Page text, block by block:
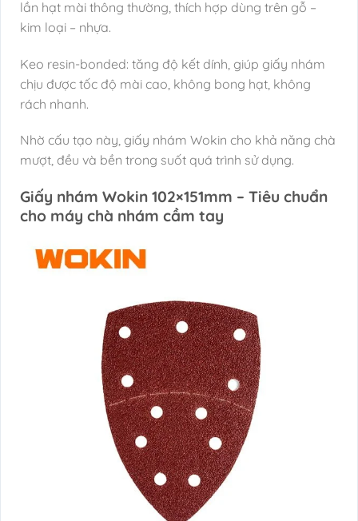
lần hạt mài thông thường, thích hợp dùng trên gỗ –
kim loại – nhựa.
Keo resin-bonded: tăng độ kết dính, giúp giấy nhám
chịu được tốc độ mài cao, không bong hạt, không
rách nhanh.
Nhờ cấu tạo này, giấy nhám Wokin cho khả năng chà
mượt, đều và bền trong suốt quá trình sử dụng.
Giấy nhám Wokin 102×151mm – Tiêu chuẩn
cho máy chà nhám cầm tay